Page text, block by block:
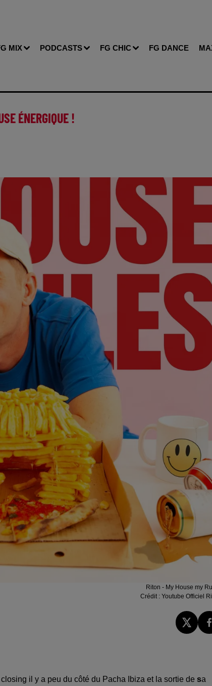
MIX PODCASTS FG CHIC FG DANCE
ÉNERGIQUE !
Riton - My House my
Crédit : Youtube Officiel
il y a peu du côté du Pacha Ibiza et la sortie de sa